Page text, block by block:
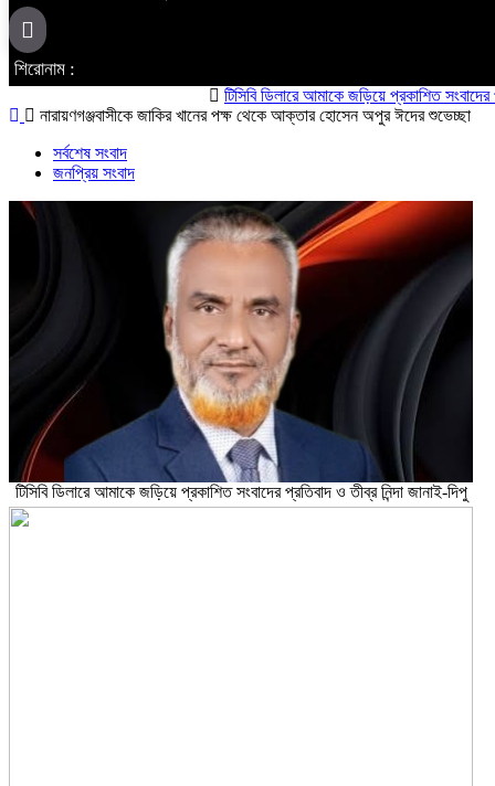
শিরোনাম :
টিসিবি ডিলারে আমাকে জড়িয়ে প্রকাশিত সংবাদের
নারায়ণগঞ্জবাসীকে জাকির খানের পক্ষ থেকে আক্তার হোসেন অপুর ঈদের শুভেচ্ছা
সর্বশেষ সংবাদ
জনপ্রিয় সংবাদ
টিসিবি ডিলারে আমাকে জড়িয়ে প্রকাশিত সংবাদের প্রতিবাদ ও তীব্র নিন্দা জানাই-দিপু